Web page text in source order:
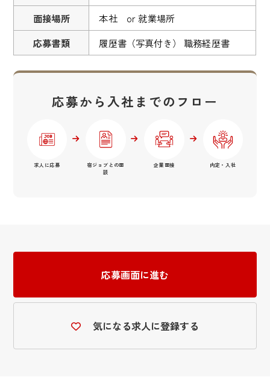
面接場所
本社 or 就業場所
応募書類
履歴書（写真付き） 職務経歴書
応募から入社までのフロー
求人に応募
宿ジョブとの面
談
企業面接 内定・入社
応募画面に進む
気になる求人に登録する